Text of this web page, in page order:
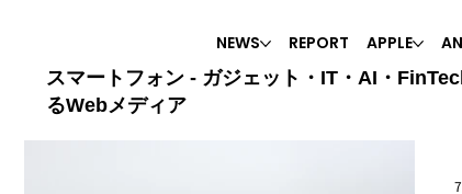
スマートフォン - ガジェット・IT・AI・
るWebメディア
NEWS REPORT APPLE